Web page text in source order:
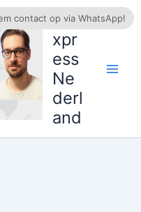
AliE
xpr
ess
Ne
derl
and
contact op via WhatsApp!